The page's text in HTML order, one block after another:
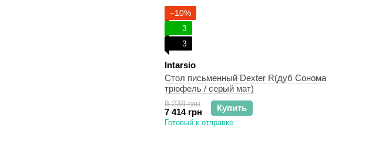
−10%
3
3
Intarsio
Стол письменный Dexter R(дуб Сонома
трюфель / серый мат)
8 238 грн
7 414 грн Купить
Готовый к отправке